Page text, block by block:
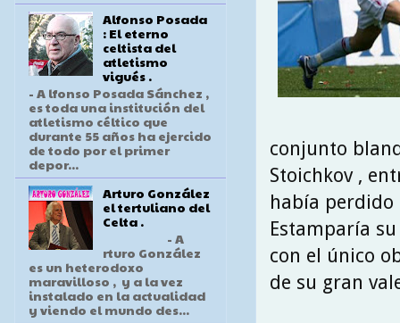
conjunto
Stoichkov ,
había perdido
Estamparía
con el único
de su gran
Alfonso Posada
: El eterno
celtista del
atletismo
vigués .
- A lfonso Posada Sánchez ,
es toda una institución del
atletismo céltico que
durante 55 años ha ejercido
de todo por el primer
depor...
Arturo González
el tertuliano del
Celta .
- A
rturo González
es un heterodoxo
maravilloso , y a la vez
instalado en la actualidad
y viendo el mundo des...